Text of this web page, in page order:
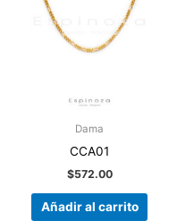
Dama
CCA01
$572.00
Añadir al carrito